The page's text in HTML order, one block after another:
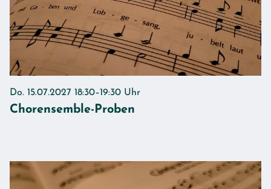
Do. 15.07.2027 18:30–19:30 Uhr
Chorensemble-Proben